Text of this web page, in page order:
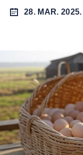
28. MAR. 2025.